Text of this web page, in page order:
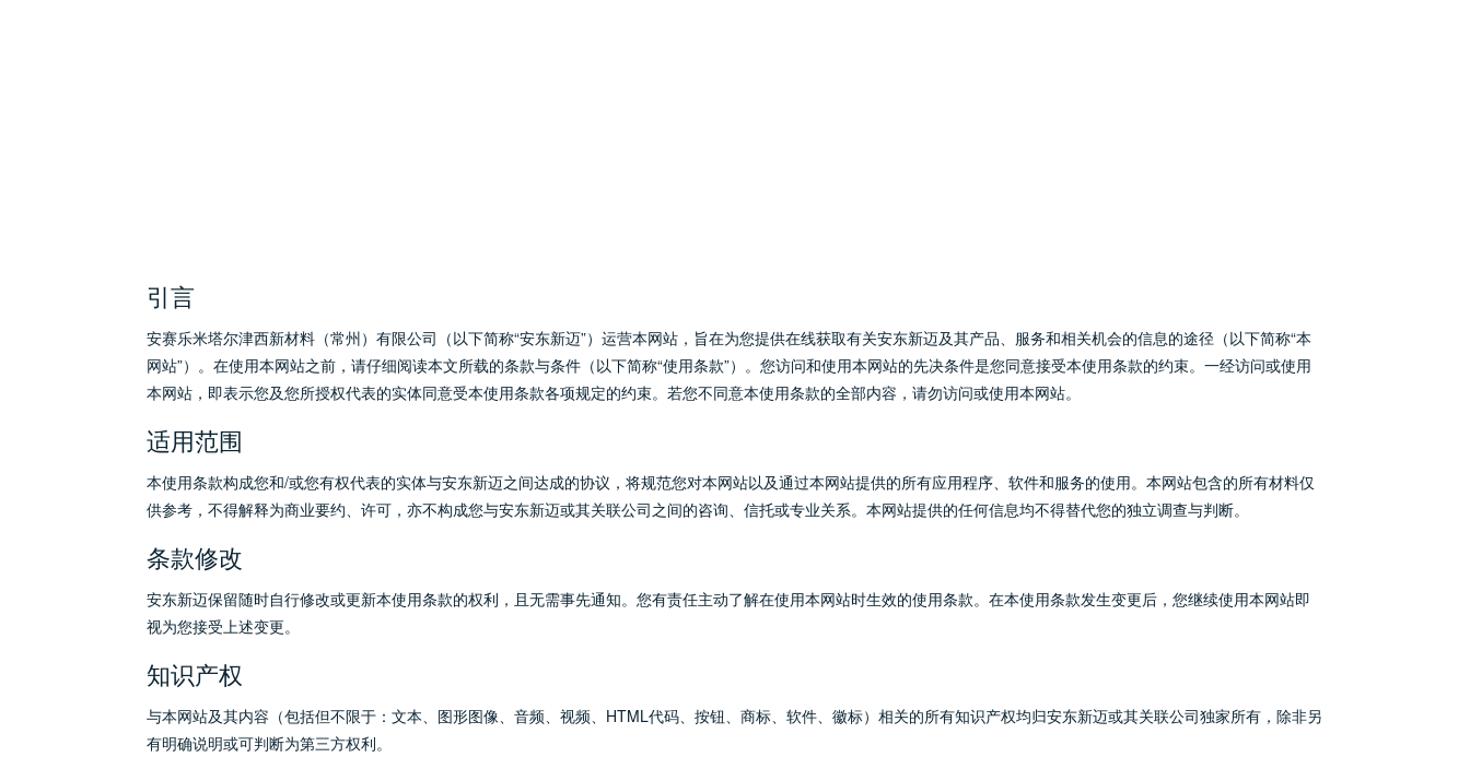
引言
安赛乐米塔尔津西新材料（常州）有限公司（以下简称“安东新迈”）运营本网站，旨在为您提供在线获取有关安东新迈及其产品、服务和相关机会的信息的途径（以下简称“本
网站”）。在使用本网站之前，请仔细阅读本文所载的条款与条件（以下简称“使用条款”）。您访问和使用本网站的先决条件是您同意接受本使用条款的约束。一经访问或使用
本网站，即表示您及您所授权代表的实体同意受本使用条款各项规定的约束。若您不同意本使用条款的全部内容，请勿访问或使用本网站。
适用范围
本使用条款构成您和/或您有权代表的实体与安东新迈之间达成的协议，将规范您对本网站以及通过本网站提供的所有应用程序、软件和服务的使用。本网站包含的所有材料仅
供参考，不得解释为商业要约、许可，亦不构成您与安东新迈或其关联公司之间的咨询、信托或专业关系。本网站提供的任何信息均不得替代您的独立调查与判断。
条款修改
安东新迈保留随时自行修改或更新本使用条款的权利，且无需事先通知。您有责任主动了解在使用本网站时生效的使用条款。在本使用条款发生变更后，您继续使用本网站即
视为您接受上述变更。
知识产权
与本网站及其内容（包括但不限于：文本、图形图像、音频、视频、HTML代码、按钮、商标、软件、徽标）相关的所有知识产权均归安东新迈或其关联公司独家所有，除非另
有明确说明或可判断为第三方权利。